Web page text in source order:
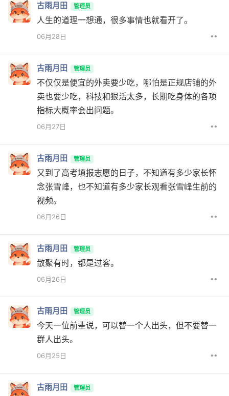
古雨月田 管理员
人生的道理一想通，很多事情也就看开了。
06月28日 ••
古雨月田 管理员
不仅仅是便宜的外卖要少吃，哪怕是正规店铺的外
卖也要少吃，科技和狠活太多，长期吃身体的各项
指标大概率会出问题。
06月27日 ••
古雨月田 管理员
又到了高考填报志愿的日子，不知道有多少家长怀
念张雪峰，也不知道有多少家长观看张雪峰生前的
视频。
06月26日 ••
古雨月田 管理员
散聚有时，都是过客。
06月26日 ••
古雨月田 管理员
今天一位前辈说，可以替一个人出头，但不要替一
群人出头。
06月25日 ••
古雨月田 管理员